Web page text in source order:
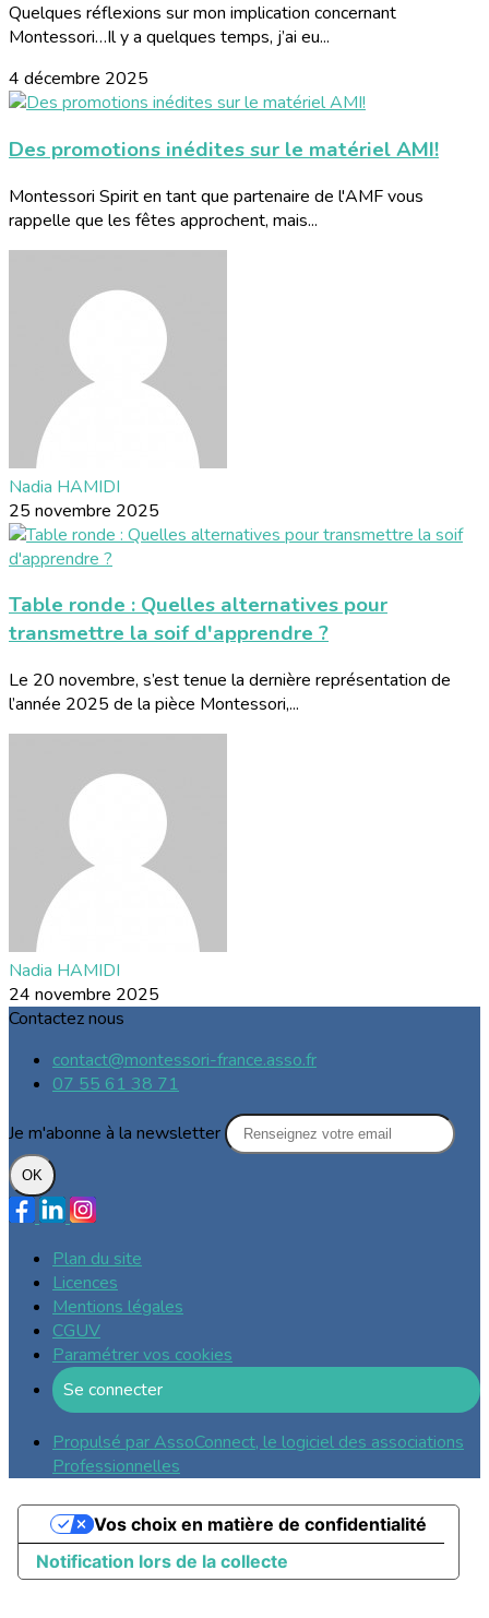
Quelques réflexions sur mon implication concernant
Montessori…Il y a quelques temps, j’ai eu...
4 décembre 2025
Des promotions inédites sur le matériel AMI!
Montessori Spirit en tant que partenaire de l'AMF vous
rappelle que les fêtes approchent, mais...
Nadia HAMIDI
25 novembre 2025
Table ronde : Quelles alternatives pour
transmettre la soif d'apprendre ?
Le 20 novembre, s’est tenue la dernière représentation de
l’année 2025 de la pièce Montessori,...
Nadia HAMIDI
24 novembre 2025
Contactez nous
contact@montessori-france.asso.fr
07 55 61 38 71
Je m'abonne à la newsletter
OK
Plan du site
Licences
Mentions légales
CGUV
Paramétrer vos cookies
Se connecter
Propulsé par AssoConnect, le logiciel des associations
Professionnelles
Notification lors de la collecte
Vos choix en matière de confidentialité